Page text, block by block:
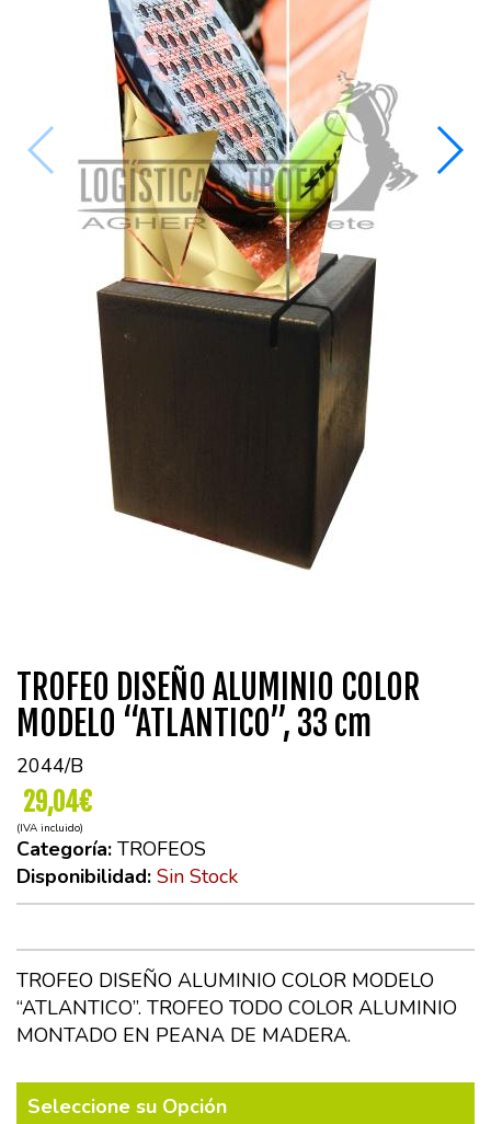
TROFEO DISEÑO ALUMINIO COLOR
MODELO “ATLANTICO”, 33 cm
2044/B
29,04€
(IVA incluido)
Categoría: TROFEOS
Disponibilidad: Sin Stock
TROFEO DISEÑO ALUMINIO COLOR MODELO
“ATLANTICO”. TROFEO TODO COLOR ALUMINIO
MONTADO EN PEANA DE MADERA.
Seleccione su Opción